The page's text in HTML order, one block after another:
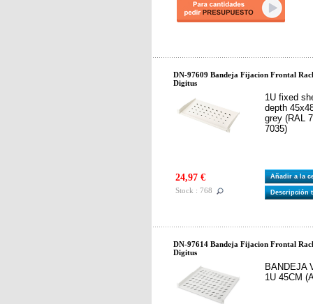
DN-97609 Bandeja Fijacion Frontal
Digitus
1U fixed
depth
grey (RAL
7035)
24,97 €
Stock : 768
Añadir a la
Descripción
DN-97614 Bandeja Fijacion Frontal
Digitus
BANDEJA
1U 45CM